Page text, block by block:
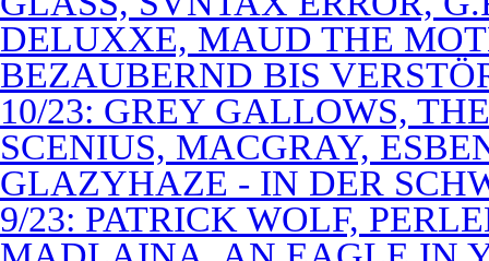
DELUXXE, MAUD THE
BEZAUBERND BIS
10/23: GREY GALLOWS,
SCENIUS, MACGRAY,
GLAZYHAZE - IN DER
9/23: PATRICK WOLF,